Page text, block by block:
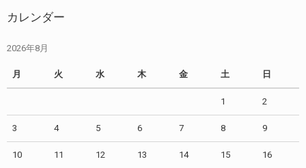
カレンダー
2026年8月
月 火 水 木 金 土 日
1 2
3 4 5 6 7 8 9
10 11 12 13 14 15 16